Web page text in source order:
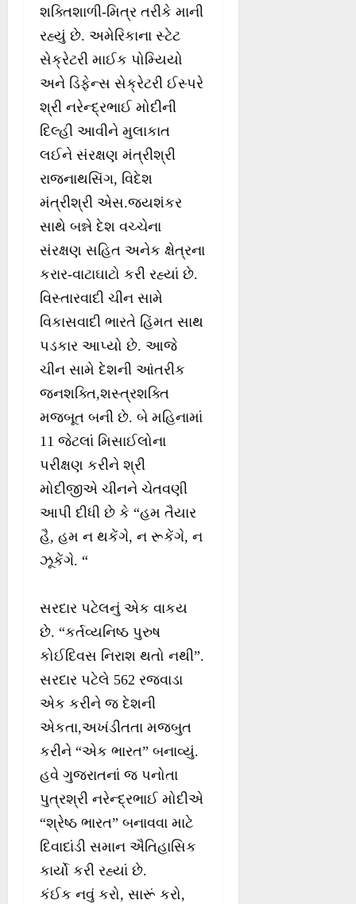
શક્તિશાળી-મિત્ર તરીકે માની
રહ્યું છે. અમેરિકાના સ્ટેટ
સેક્રેટરી માઈક પોમ્યિયો
અને ડિફેન્સ સેક્રેટરી ઈસ્પરે
શ્રી નરેન્દ્રભાઈ મોદીની
દિલ્હી આવીને મુલાકાત
લઈને સંરક્ષણ મંત્રીશ્રી
રાજનાથસિંગ, વિદેશ
મંત્રીશ્રી એસ.જયશંકર
સાથે બન્ને દેશ વચ્ચેના
સંરક્ષણ સહિત અનેક ક્ષેત્રના
કરાર-વાટાઘાટો કરી રહ્યાં છે.
વિસ્તારવાદી ચીન સામે
વિકાસવાદી ભારતે હિંમત સાથ
પડકાર આપ્યો છે. આજે
ચીન સામે દેશની આંતરીક
જનશક્તિ,શસ્ત્રશક્તિ
મજબૂત બની છે. બે મહિનામાં
11 જેટલાં મિસાઈલોના
પરીક્ષણ કરીને શ્રી
મોદીજીએ ચીનને ચેતવણી
આપી દીધી છે કે “હમ તૈયાર
હૈ, હમ ન થકેંગે, ન રૂકેંગે, ન
ઝૂકેંગે. “
સરદાર પટેલનું એક વાકય
છે. “કર્તવ્યનિષ્ઠ પુરુષ
કોઈદિવસ નિરાશ થતો નથી”.
સરદાર પટેલે 562 રજવાડા
એક કરીને જ દેશની
એકતા,અખંડીતતા મજબુત
કરીને “એક ભારત” બનાવ્યું.
હવે ગુજરાતનાં જ પનોતા
પુત્રશ્રી નરેન્દ્રભાઈ મોદીએ
“શ્રેષ્ઠ ભારત” બનાવવા માટે
દિવાદાંડી સમાન ઐતિહાસિક
કાર્યો કરી રહ્યાં છે.
કંઈક નવું કરો, સારૂં કરો,